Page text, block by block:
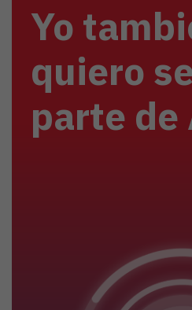
Yo
quiero
parte de